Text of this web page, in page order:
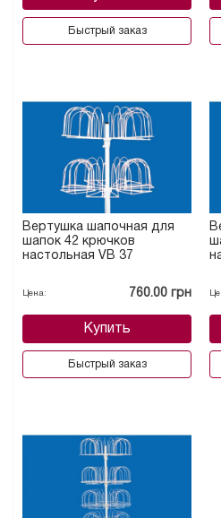
Быстрый заказ
Вертушка шапочная для
шапок 42 крючков
настольная VB 37
Цена: 760.00 грн
Купить
Быстрый заказ